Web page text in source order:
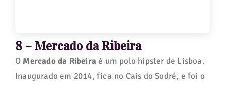
8 – Mercado da Ribeira
O Mercado da Ribeira é um polo hipster de Lisboa.
Inaugurado em 2014, fica no Cais do Sodré, e foi o